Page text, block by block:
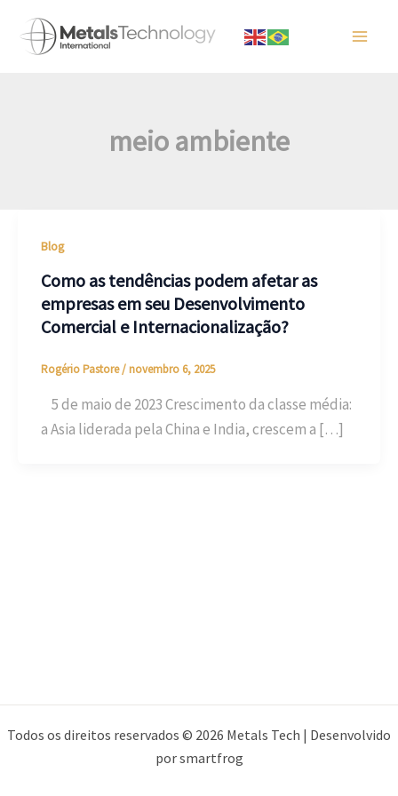
para
meio ambiente
Blog
Como as tendências podem afetar as
empresas em seu Desenvolvimento
Comercial e Internacionalização?
Rogério Pastore/novembro 6, 2025
5 de maio de 2023 Crescimento da classe média:
a Asia liderada pela China e India, crescem a […]
Todos os direitos reservados © 2026 Metals Tech | Desenvolvido
por smartfrog